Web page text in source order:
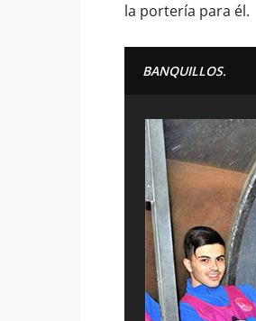
la portería para él.
BANQUILLOS.